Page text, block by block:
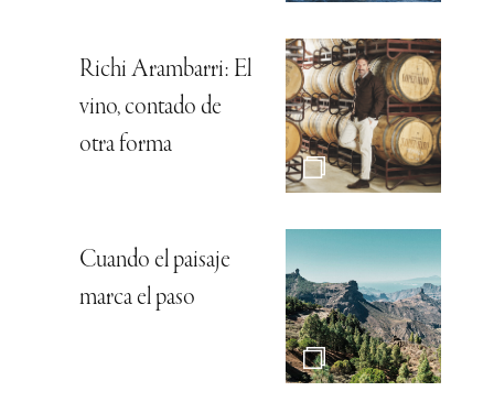
Richi Arambarri: El
vino, contado de
otra forma
Cuando el paisaje
marca el paso